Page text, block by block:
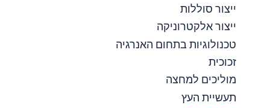
ייצור סוללות
ייצור אלקטרוניקה
טכנולוגיות בתחום האנרגיה
זכוכית
מוליכים למחצה
תעשיית העץ